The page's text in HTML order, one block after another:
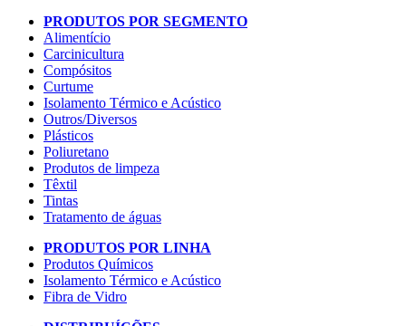
PRODUTOS POR SEGMENTO
Alimentício
Carcinicultura
Compósitos
Curtume
Isolamento Térmico e Acústico
Outros/Diversos
Plásticos
Poliuretano
Produtos de limpeza
Têxtil
Tintas
Tratamento de águas
PRODUTOS POR LINHA
Produtos Químicos
Isolamento Térmico e Acústico
Fibra de Vidro